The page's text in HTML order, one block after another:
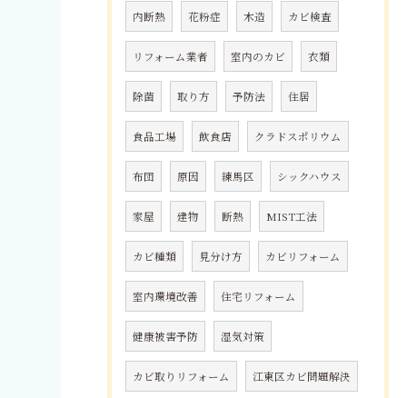
内断熱 花粉症 木造 カビ検査
リフォーム業者 室内のカビ 衣類
除菌 取り方 予防法 住居
食品工場 飲食店 クラドスポリウム
布団 原因 練馬区 シックハウス
家屋 建物 断熱 MIST工法
カビ種類 見分け方 カビリフォーム
室内環境改善 住宅リフォーム
健康被害予防 湿気対策
カビ取りリフォーム 江東区カビ問題解決